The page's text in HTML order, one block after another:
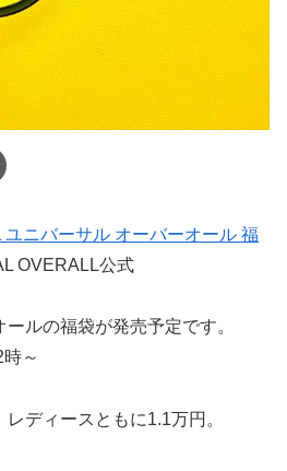
ニバーサル オーバーオール 福
OVERALL公式
ルの福袋が発売予定です。
～
ディースともに1.1万円。